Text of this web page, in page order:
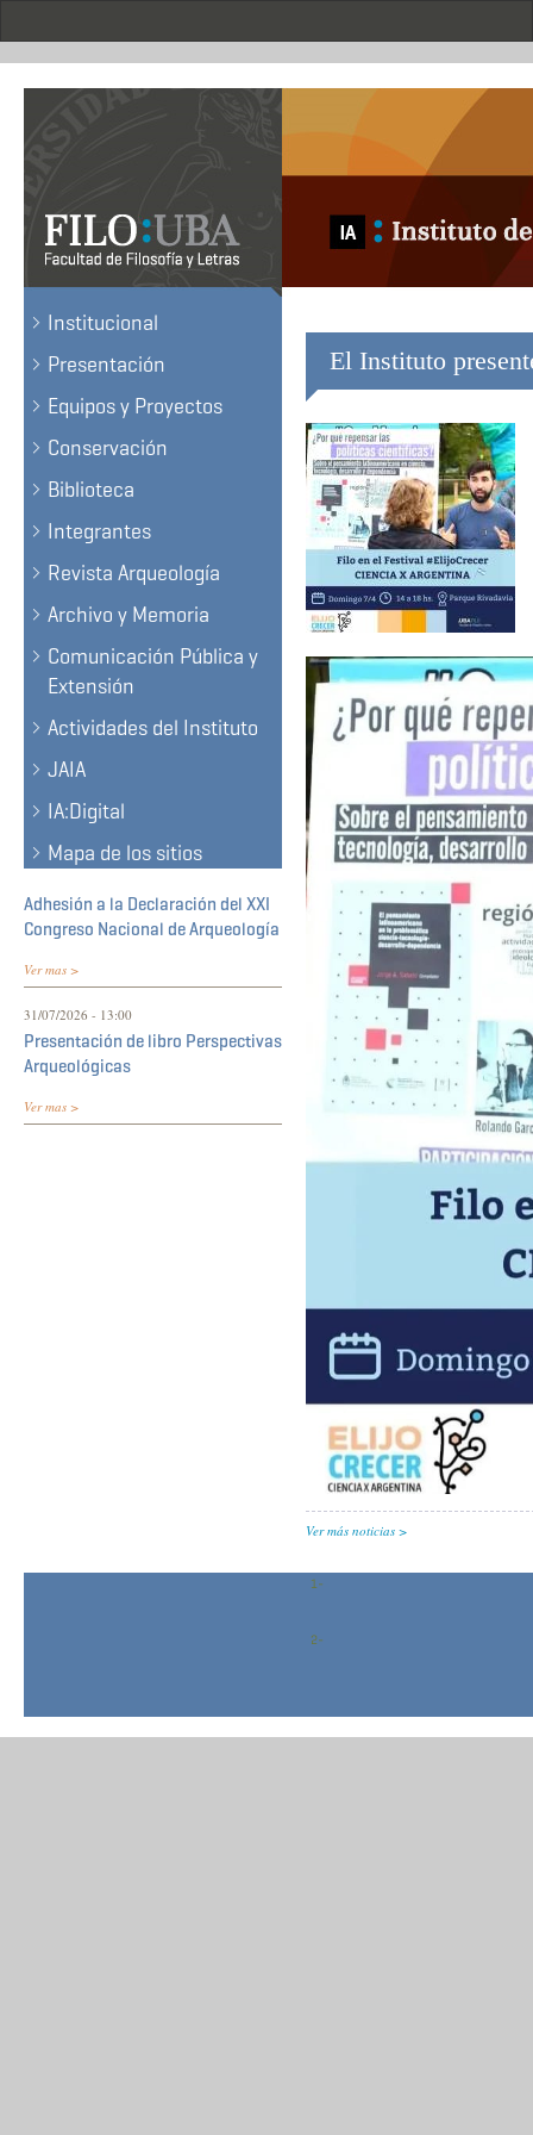
Institucional
Presentación
Equipos y Proyectos
Conservación
Biblioteca
Integrantes
Revista Arqueología
Archivo y Memoria
Comunicación Pública y
Extensión
Actividades del Instituto
JAIA
IA:Digital
Mapa de los sitios
Adhesión a la Declaración del XXI
Congreso Nacional de Arqueología
Ver mas >
31/07/2026 - 13:00
Presentación de libro Perspectivas
Arqueológicas
Ver mas >
El Instituto
Ver más noticias